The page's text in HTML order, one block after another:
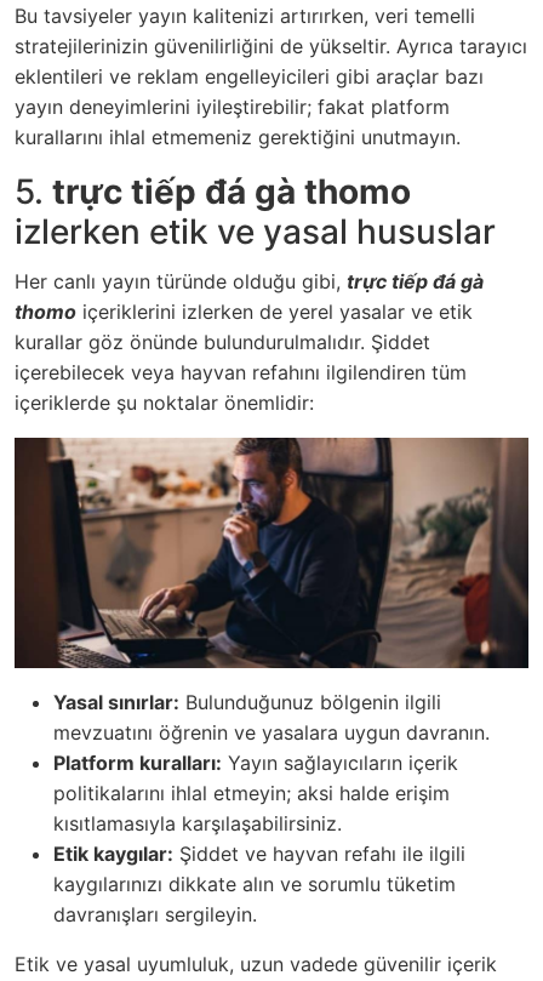
Bu tavsiyeler yayın kalitenizi artırırken, veri temelli
stratejilerinizin güvenilirliğini de yükseltir. Ayrıca tarayıcı
eklentileri ve reklam engelleyicileri gibi araçlar bazı
yayın deneyimlerini iyileştirebilir; fakat platform
kurallarını ihlal etmemeniz gerektiğini unutmayın.
5. trực tiếp đá gà thomo
izlerken etik ve yasal hususlar
Her canlı yayın türünde olduğu gibi, trực tiếp đá gà
thomo içeriklerini izlerken de yerel yasalar ve etik
kurallar göz önünde bulundurulmalıdır. Şiddet
içerebilecek veya hayvan refahını ilgilendiren tüm
içeriklerde şu noktalar önemlidir:
Yasal sınırlar: Bulunduğunuz bölgenin ilgili
mevzuatını öğrenin ve yasalara uygun davranın.
Platform kuralları: Yayın sağlayıcıların içerik
politikalarını ihlal etmeyin; aksi halde erişim
kısıtlamasıyla karşılaşabilirsiniz.
Etik kaygılar: Şiddet ve hayvan refahı ile ilgili
kaygılarınızı dikkate alın ve sorumlu tüketim
davranışları sergileyin.
Etik ve yasal uyumluluk, uzun vadede güvenilir içerik